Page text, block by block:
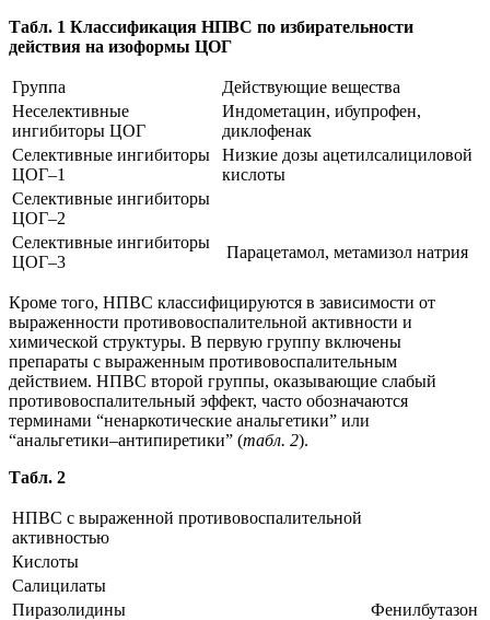
Табл. 1 Классификация НПВС по избирательности
действия на изоформы ЦОГ
Группа
Действующие вещества
Неселективные
ингибиторы ЦОГ
Индометацин, ибупрофен,
диклофенак
Селективные ингибиторы
ЦОГ–1
Низкие дозы ацетилсалициловой
кислоты
Селективные ингибиторы
ЦОГ–2
Селективные ингибиторы
ЦОГ–3
Парацетамол, метамизол натрия
Кроме того, НПВС классифицируются в зависимости от
выраженности противовоспалительной активности и
химической структуры. В первую группу включены
препараты с выраженным противовоспалительным
действием. НПВС второй группы, оказывающие слабый
противовоспалительный эффект, часто обозначаются
терминами “ненаркотические анальгетики” или
“анальгетики–антипиретики” (табл. 2).
Табл. 2
НПВС с выраженной противовоспалительной
активностью
Кислоты
Салицилаты
Пиразолидины
Фенилбутазон